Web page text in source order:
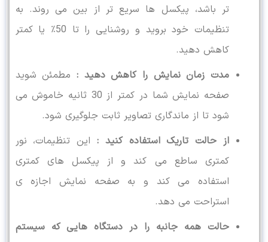
تر باشد، پیکسل ها سریع تر از بین می روند. به
تنظیمات خود بروید و روشنایی را تا 50٪ یا کمتر
کاهش دهید.
مدت زمان نمایش را کاهش دهید : مطمئن شوید
صفحه نمایش شما در کمتر از 30 ثانیه خاموش می
شود تا از ماندگاری تصاویر ثابت جلوگیری شود.
از حالت تاریک استفاده کنید : این تنظیمات، نور
کمتری ساطع می ‌کند و از پیکسل ‌های کمتری
استفاده می ‌کند و به صفحه ‌نمایش اجازه ی
استراحت می دهد.
حالت همه جانبه را در دستگاه هایی که سیستم